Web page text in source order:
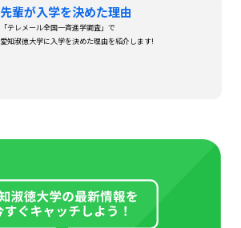
先輩が入学を決めた理由
「テレメール全国一斉進学調査」で
愛知淑徳大学に入学を決めた理由を紹介します!